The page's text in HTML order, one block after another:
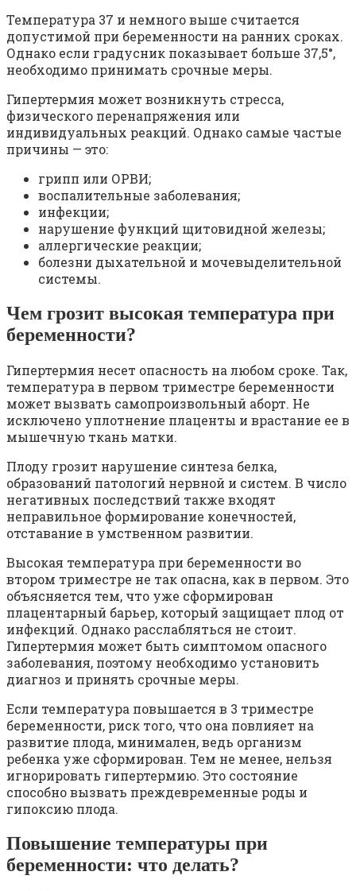
Температура 37 и немного выше считается
допустимой при беременности на ранних сроках.
Однако если градусник показывает больше 37,5°,
необходимо принимать срочные меры.
Гипертермия может возникнуть стресса,
физического перенапряжения или
индивидуальных реакций. Однако самые частые
причины — это:
грипп или ОРВИ;
воспалительные заболевания;
инфекции;
нарушение функций щитовидной железы;
аллергические реакции;
болезни дыхательной и мочевыделительной
системы.
Чем грозит высокая температура при
беременности?
Гипертермия несет опасность на любом сроке. Так,
температура в первом триместре беременности
может вызвать самопроизвольный аборт. Не
исключено уплотнение плаценты и врастание ее в
мышечную ткань матки.
Плоду грозит нарушение синтеза белка,
образований патологий нервной и систем. В число
негативных последствий также входят
неправильное формирование конечностей,
отставание в умственном развитии.
Высокая температура при беременности во
втором триместре не так опасна, как в первом. Это
объясняется тем, что уже сформирован
плацентарный барьер, который защищает плод от
инфекций. Однако расслабляться не стоит.
Гипертермия может быть симптомом опасного
заболевания, поэтому необходимо установить
диагноз и принять срочные меры.
Если температура повышается в 3 триместре
беременности, риск того, что она повлияет на
развитие плода, минимален, ведь организм
ребенка уже сформирован. Тем не менее, нельзя
игнорировать гипертермию. Это состояние
способно вызвать преждевременные роды и
гипоксию плода.
Повышение температуры при
беременности: что делать?